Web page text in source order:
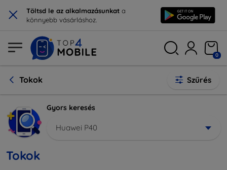
× Töltsd le az alkalmazásunkat a
könnyebb vásárláshoz.
0
Tokok Szűrés
Gyors keresés
Huawei P40
Tokok